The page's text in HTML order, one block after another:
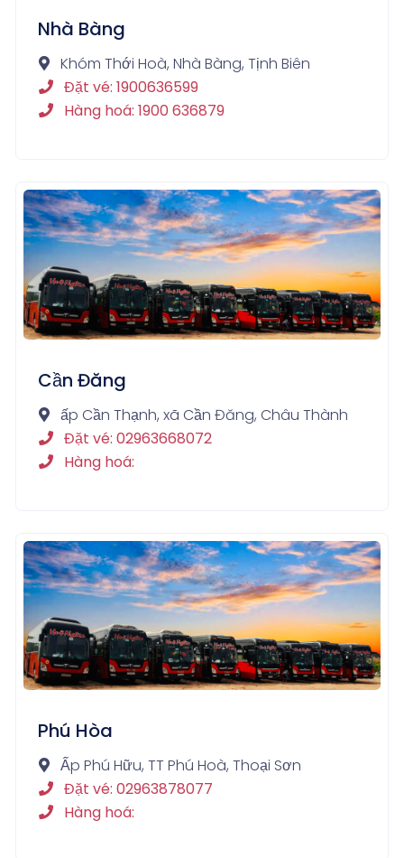
Nhà Bàng
Khóm Thới Hoà, Nhà Bàng, Tịnh Biên
Đặt vé: 1900636599
Hàng hoá: 1900 636879
Cần Đăng
ấp Cần Thạnh, xã Cần Đăng, Châu Thành
Đặt vé: 02963668072
Hàng hoá:
Phú Hòa
Ấp Phú Hữu, TT Phú Hoà, Thoại Sơn
Đặt vé: 02963878077
Hàng hoá: